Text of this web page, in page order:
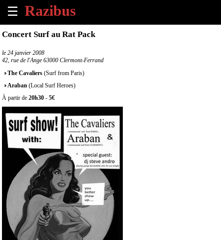
☰
×
Tous
évènements
à
venir
Annoncer
évènement
Contact
propos
Concert Surf au Rat Pack
le 24 janvier 2008
42, rue de l'Ange 63000 Clermont-Ferrand
The Cavaliers (Surf from Paris)
Araban (Local Surf Heroes)
À partir de 20h30 - 5€